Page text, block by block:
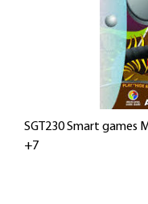
SGT230 Smart games
+7